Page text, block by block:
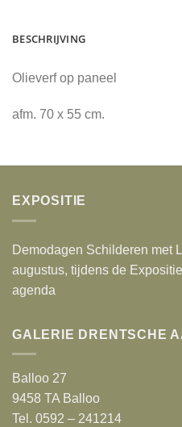
BESCHRIJVING
Olieverf op paneel
afm. 70 x 55 cm.
EXPOSITIE
Demodagen Schilderen met
augustus, tijdens de
agenda
GALERIE DRENTSCHE
Balloo 27
9458 TA Balloo
Tel. 0592 – 241214